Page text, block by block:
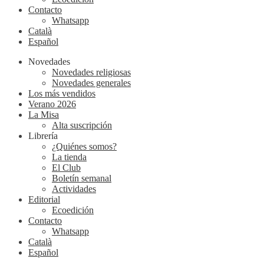
Contacto
Whatsapp
Català
Español
Novedades
Novedades religiosas
Novedades generales
Los más vendidos
Verano 2026
La Misa
Alta suscripción
Librería
¿Quiénes somos?
La tienda
El Club
Boletín semanal
Actividades
Editorial
Ecoedición
Contacto
Whatsapp
Català
Español